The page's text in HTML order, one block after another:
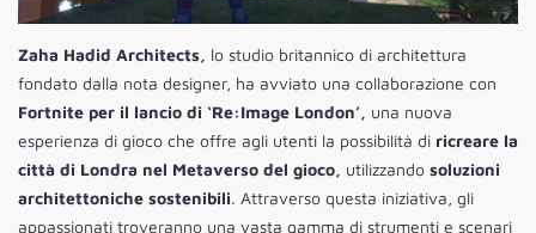
Zaha Hadid Architects, lo studio britannico di architettura
fondato dalla nota designer, ha avviato una collaborazione con
Fortnite per il lancio di ‘Re:Image London’, una nuova
esperienza di gioco che offre agli utenti la possibilità di ricreare la
città di Londra nel Metaverso del gioco, utilizzando soluzioni
architettoniche sostenibili. Attraverso questa iniziativa, gli
appassionati troveranno una vasta gamma di strumenti e scenari